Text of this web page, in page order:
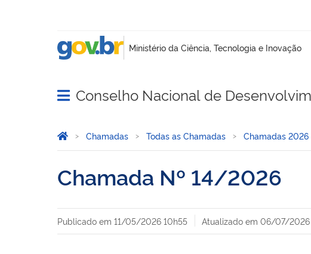
Abrir menu principal de navegação
Conselho Nacional de
Você está aqui:
Página Inicial
Chamadas Todas as Chamadas Chamadas 2026
Chamada Nº 14/2026
Publicado em 11/05/2026 10h55 Atualizado em 06/07/2026